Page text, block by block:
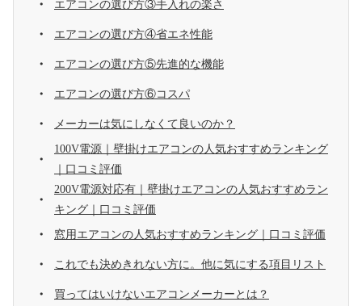
エアコンの選び方③手入れの楽さ
エアコンの選び方④省エネ性能
エアコンの選び方⑤先進的な機能
エアコンの選び方⑥コスパ
メーカーは気にしなくて良いのか？
100V電源｜壁掛けエアコンの人気おすすめランキング
｜口コミ評価
200V電源対応有｜壁掛けエアコンの人気おすすめラン
キング｜口コミ評価
窓用エアコンの人気おすすめランキング｜口コミ評価
これでも決めきれない方に。他に気にする項目リスト
買ってはいけないエアコンメーカーとは？